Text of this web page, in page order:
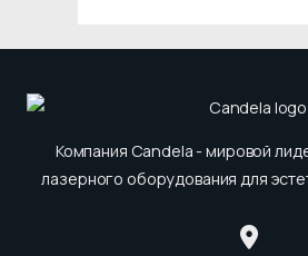
Компания Candela - мировой
лазерного оборудования для